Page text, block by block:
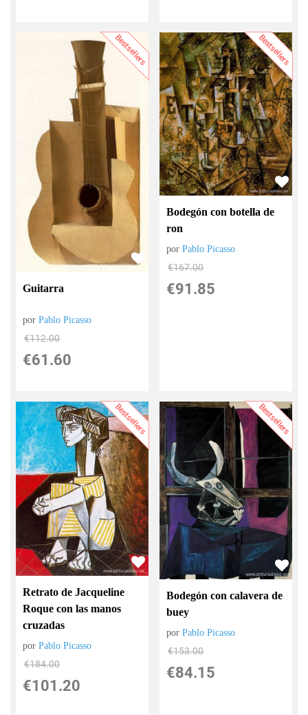
Bestsellers
Guitarra
porPablo Picasso
€112.00
€61.60
Bestsellers
Bodegón con botella de
ron
porPablo Picasso
€167.00
€91.85
Bestsellers
Retrato de Jacqueline
Roque con las manos
cruzadas
porPablo Picasso
€184.00
€101.20
Bestsellers
Bodegón con calavera de
buey
porPablo Picasso
€153.00
€84.15